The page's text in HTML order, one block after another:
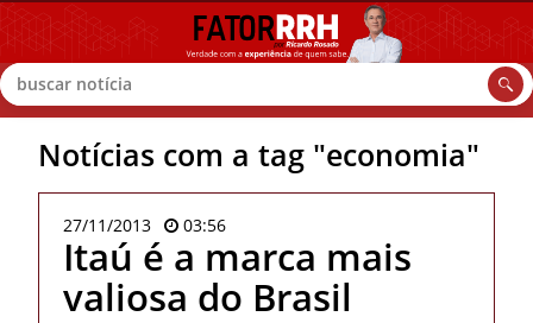
Buscar
Notícias com a tag "economia"
27/11/2013 03:56
Itaú é a marca mais
valiosa do Brasil